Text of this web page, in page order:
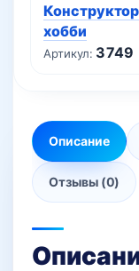
Артикул: 3749
хобби
Описание
Отзывы (0)